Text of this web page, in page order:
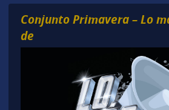
Conjunto Primavera – Lo
de